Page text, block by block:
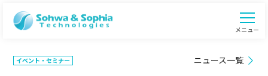
メニュー
イベント・セミナー ニュース一覧